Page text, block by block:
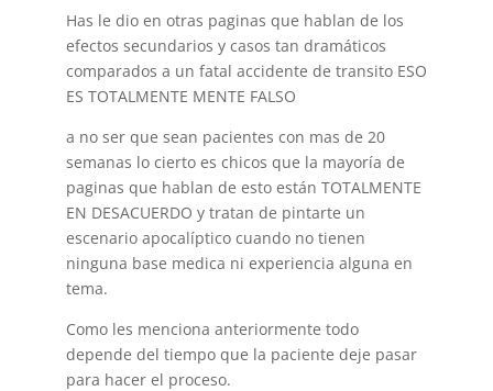
Has le dio en otras paginas que hablan de los
efectos secundarios y casos tan dramáticos
comparados a un fatal accidente de transito ESO
ES TOTALMENTE MENTE FALSO
a no ser que sean pacientes con mas de 20
semanas lo cierto es chicos que la mayoría de
paginas que hablan de esto están TOTALMENTE
EN DESACUERDO y tratan de pintarte un
escenario apocalíptico cuando no tienen
ninguna base medica ni experiencia alguna en
tema.
Como les menciona anteriormente todo
depende del tiempo que la paciente deje pasar
para hacer el proceso.